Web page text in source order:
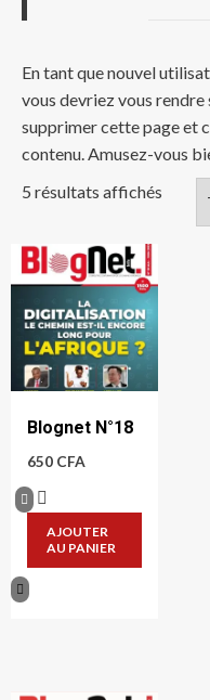
En tant que nouvel
vous devriez vous rendre
supprimer cette page et
contenu. Amusez-vous
5 résultats affichés
Blognet N°18
650 CFA
AJOUTER
AU PANIER